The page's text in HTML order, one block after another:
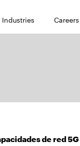
Industries Careers
de red 5G